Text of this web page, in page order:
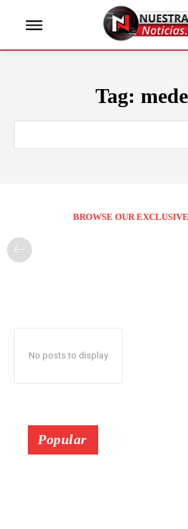
Tag:
BROWSE OUR
No posts to display
Popular